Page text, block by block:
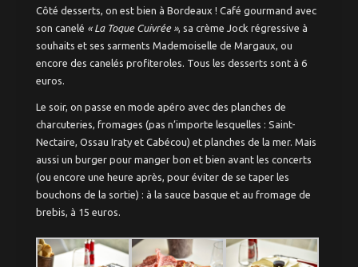
Côté desserts, on est bien à Bordeaux ! Café gourmand avec
son canelé « La Toque Cuivrée », sa crème Jock régressive à
souhaits et ses sarments Mademoiselle de Margaux, ou
encore des canelés profiteroles. Tous les desserts sont à 6
euros.
Le soir, on passe en mode apéro avec des planches de
charcuteries, fromages (pas n’importe lesquelles : Saint-
Nectaire, Ossau Iraty et Cabécou) et planches de la mer. Mais
aussi un burger pour manger bon et bien avant les concerts
(ou encore une heure après, pour éviter de se taper les
bouchons de la sortie) : à la sauce basque et au fromage de
brebis, à 15 euros.